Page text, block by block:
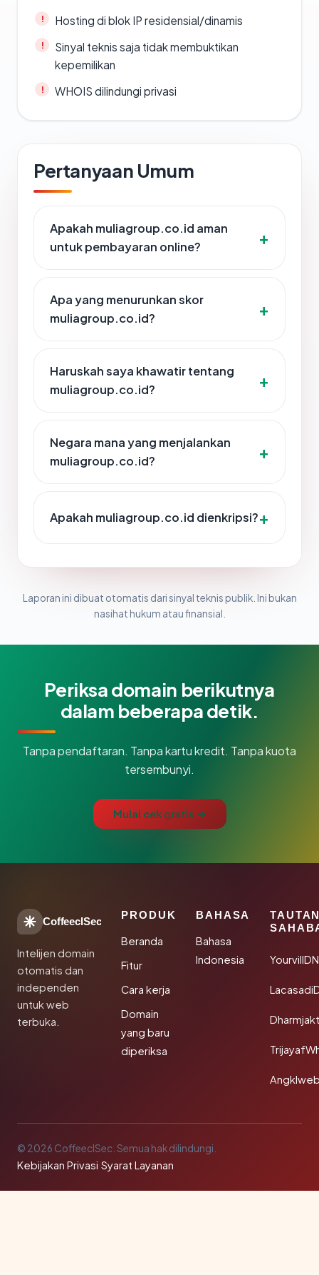
Hosting di blok IP residensial/dinamis
Sinyal teknis saja tidak membuktikan
kepemilikan
WHOIS dilindungi privasi
Pertanyaan Umum
Apakah muliagroup.co.id aman
untuk pembayaran online?
Apa yang menurunkan skor
muliagroup.co.id?
Haruskah saya khawatir tentang
muliagroup.co.id?
Negara mana yang menjalankan
muliagroup.co.id?
Apakah muliagroup.co.id dienkripsi?
Laporan ini dibuat otomatis dari sinyal teknis publik. Ini bukan
nasihat hukum atau finansial.
Periksa domain berikutnya
dalam beberapa detik.
Tanpa pendaftaran. Tanpa kartu kredit. Tanpa kuota
tersembunyi.
Mulai cek gratis →
CoffeeclSec
Intelijen domain
otomatis dan
independen
untuk web
terbuka.
PRODUK
Beranda
Fitur
Cara kerja
Domain
yang baru
diperiksa
BAHASA
Bahasa
Indonesia
© 2026 CoffeeclSec. Semua hak dilindungi.
Kebijakan Privasi·Syarat Layanan